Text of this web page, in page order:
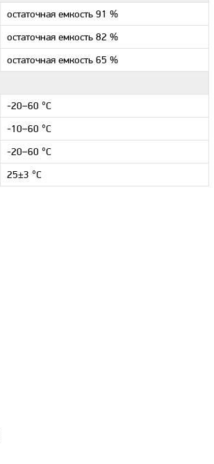
остаточная емкость 91 %
остаточная емкость 82 %
остаточная емкость 65 %
-20–60 °С
-10–60 °С
-20–60 °С
25±3 °С